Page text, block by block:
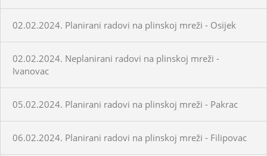
02.02.2024. Planirani radovi na plinskoj mreži - Osijek
02.02.2024. Neplanirani radovi na plinskoj mreži -
Ivanovac
05.02.2024. Planirani radovi na plinskoj mreži - Pakrac
06.02.2024. Planirani radovi na plinskoj mreži - Filipovac